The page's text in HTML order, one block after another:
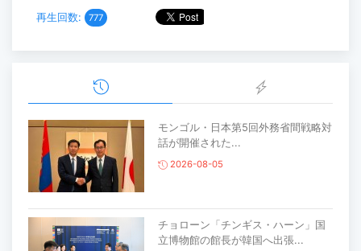
再生回数: 777
モンゴル・日本第5回外務省間戦略対
話が開催された...
2026-08-05
チョローン「チンギス・ハーン」国
立博物館の館長が韓国へ出張...